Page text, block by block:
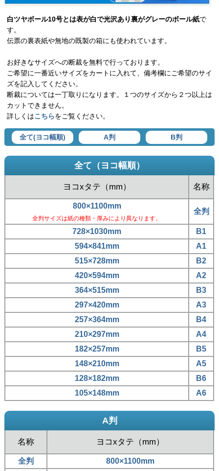
白ツヤボール10号とは表が白で光沢あり裏がグレーのボール紙で
す。
伝票の裏表紙や無地の既製の箱にも使われています。
お好きなサイズへの断裁を無料で行っております。
ご希望に一番近いサイズをカートに入れて、備考欄にご希望のサイ
ズを記入してください。
断裁については一丁取りになります。１つのサイズから２つ以上は
カットできません。
詳しくはこちらをご覧ください。
全て(ヨコ幅順) A判 B判
全て（ヨコ幅順）
ヨコxタテ（mm） 名称
800×1100mm
全判サイズは紙の種類・厚みにより異なります。
全判
728×1030mm
B1
594×841mm
A1
515×728mm
B2
420×594mm
A2
364×515mm
B3
297×420mm
A3
257×364mm
B4
210×297mm
A4
182×257mm
B5
148×210mm
A5
128×182mm
B6
105×148mm
A6
A判
名称 ヨコxタテ（mm）
全判
800×1100mm